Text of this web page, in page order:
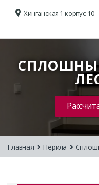
Хинганская 1 корпус 10
Главная Перила